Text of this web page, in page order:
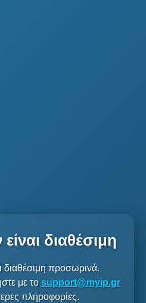
διαθέσιμη
διαθέσιμη προσωρινά.
με το support@myip.gr
πληροφορίες.